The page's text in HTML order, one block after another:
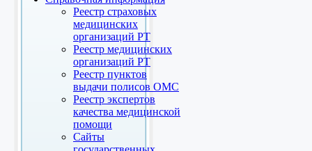
Реестр страховых
медицинских
организаций РТ
Реестр медицинских
организаций РТ
Реестр пунктов
выдачи полисов ОМС
Реестр экспертов
качества медицинской
помощи
Сайты